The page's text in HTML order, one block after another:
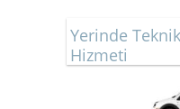
Yerinde
Hizmeti